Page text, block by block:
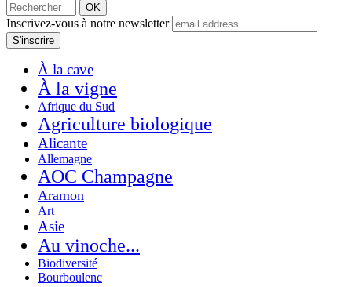
Inscrivez-vous à notre newsletter
À la cave
À la vigne
Afrique du Sud
Agriculture biologique
Alicante
Allemagne
AOC Champagne
Aramon
Art
Asie
Au vinoche...
Biodiversité
Bourboulenc